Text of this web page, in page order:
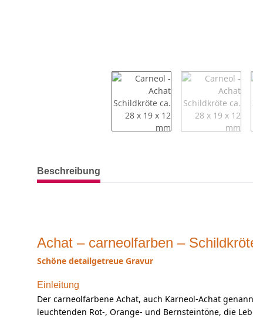
weitere Registerkarten anzeigen
Beschreibung
Achat – carneolfarben –
Schöne detailgetreue Gravur
Einleitung
Der carneolfarbene Achat, auch Karneol-Achat
leuchtenden Rot-, Orange- und Bernsteintöne, die